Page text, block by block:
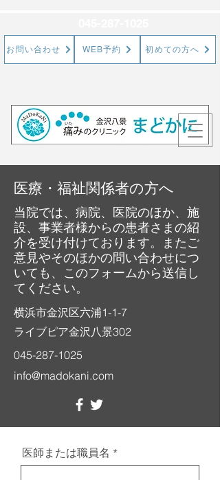
初めての方へ
WEB予約
お問い合わせ
​医療・福祉関係者の方へ
当院では、病院、医院のほか、施
設、事業者様からの患者さまの紹
介を受け付けております。またご
意見やそのほかの問い合わせにつ
いても、このフォームから送信し
てください。
横浜市金沢区六浦1-1-7
​ライブピア金沢八景302
045-287-1025
info@madokani.com
医師または職員名